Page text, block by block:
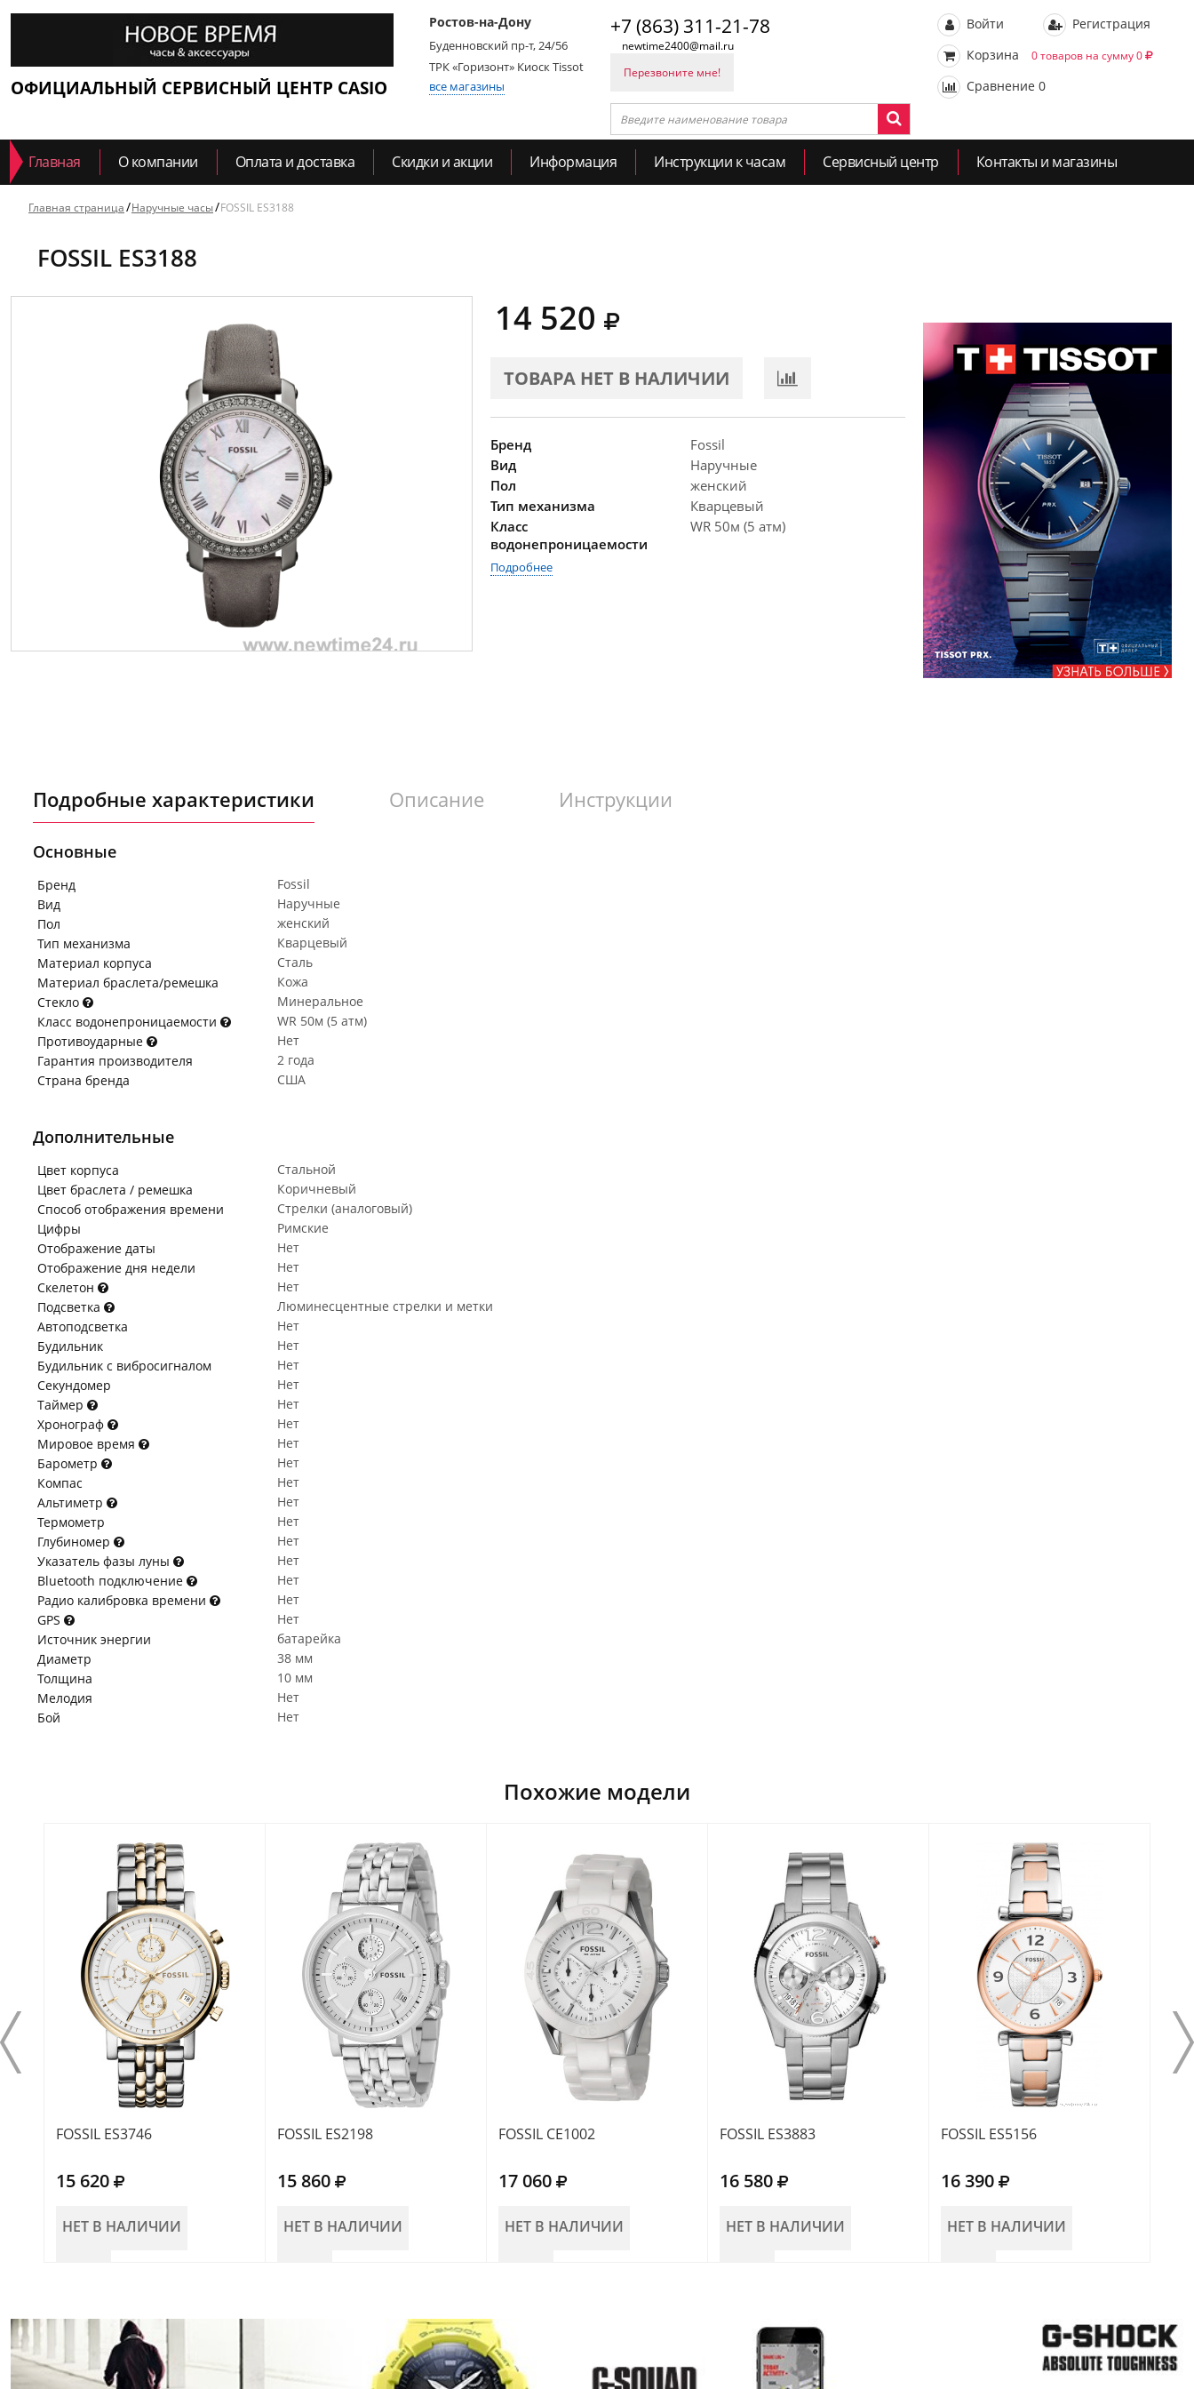
ОФИЦИАЛЬНЫЙ СЕРВИСНЫЙ ЦЕНТР CASIO
Ростов-на-Дону
Буденновский пр-т, 24/56
ТРК «Горизонт» Киоск Tissot
все магазины
+7 (863) 311-21-78
newtime2400@mail.ru
Перезвоните мне!
Войти
Регистрация
Корзина
0 товаров на сумму 0
Сравнение 0
Главная О компании Оплата и доставка Скидки и акции Информация Инструкции к часам Сервисный центр Контакты и магазины
Главная страница Наручные часы FOSSIL ES3188
FOSSIL ES3188
14 520
ТОВАРА НЕТ В НАЛИЧИИ
Бренд
Fossil
Вид
Наручные
Пол
женский
Тип механизма
Кварцевый
Класс
водонепроницаемости
WR 50м (5 атм)
Подробнее
Подробные характеристики Описание Инструкции
Основные
Бренд
Fossil
Вид
Наручные
Пол
женский
Тип механизма
Кварцевый
Материал корпуса
Сталь
Материал браслета/ремешка
Кожа
Стекло
Минеральное
Класс водонепроницаемости
WR 50м (5 атм)
Противоударные
Нет
Гарантия производителя
2 года
Страна бренда
США
Дополнительные
Цвет корпуса
Стальной
Цвет браслета / ремешка
Коричневый
Способ отображения времени
Стрелки (аналоговый)
Цифры
Римские
Отображение даты
Нет
Отображение дня недели
Нет
Скелетон
Нет
Подсветка
Люминесцентные стрелки и метки
Автоподсветка
Нет
Будильник
Нет
Будильник с вибросигналом
Нет
Секундомер
Нет
Таймер
Нет
Хронограф
Нет
Мировое время
Нет
Барометр
Нет
Компас
Нет
Альтиметр
Нет
Термометр
Нет
Глубиномер
Нет
Указатель фазы луны
Нет
Bluetooth подключение
Нет
Радио калибровка времени
Нет
GPS
Нет
Источник энергии
батарейка
Диаметр
38 мм
Толщина
10 мм
Мелодия
Нет
Бой
Нет
Похожие модели
FOSSIL ES3746
15 620
НЕТ В НАЛИЧИИ
FOSSIL ES2198
15 860
НЕТ В НАЛИЧИИ
FOSSIL CE1002
17 060
НЕТ В НАЛИЧИИ
FOSSIL ES3883
16 580
НЕТ В НАЛИЧИИ
FOSSIL ES5156
16 390
НЕТ В НАЛИЧИИ